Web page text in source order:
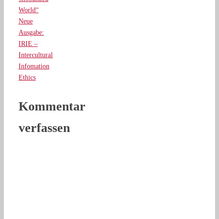
World“
Neue
Ausgabe:
IRIE –
Intercultural
Infomation
Ethics
Kommentar
verfassen